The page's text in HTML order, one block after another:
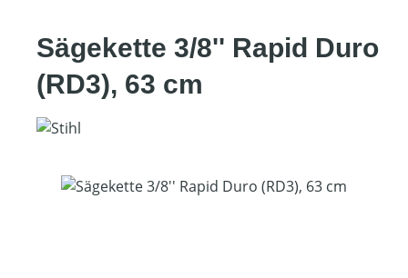
Sägekette 3/8'' Rapid Duro
(RD3), 63 cm
Bildergalerie überspringen